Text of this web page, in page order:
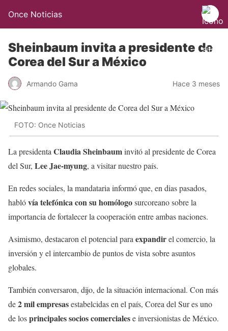
Once Noticias
Sheinbaum invita a presidente de
Corea del Sur a México
Armando Gama Hace 3 meses
FOTO: Once Noticias
La presidenta Claudia Sheinbauminvitó al presidente de Corea
del Sur, Lee Jae-myung, a visitar nuestro país.
En redes sociales, la mandataria informó que, en dias pasados,
hablóvía telefónica con su homólogosurcoreano sobre la
importancia de fortalecer la cooperación entre ambas naciones.
Asimismo, destacaron el potencial para expandirel comercio, la
inversión y el intercambio de puntos de vista sobre asuntos
globales.
También conversaron, dijo, de la situación internacional. Con más
de2 mil empresasestabelcidas en el país, Corea del Sur es uno
de losprincipales socios comercialese inversionistas de México.